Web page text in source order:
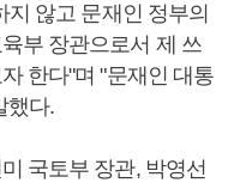
않고 문재인 정부의
부 장관으로서 제 쓰
한다"며 "문재인 대통
했다.
국토부 장관, 박영선